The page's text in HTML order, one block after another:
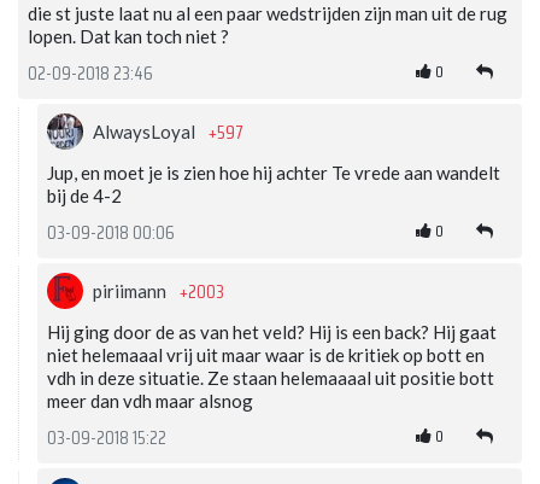
die st juste laat nu al een paar wedstrijden zijn man uit de rug
lopen. Dat kan toch niet ?
02-09-2018 23:46 0
AlwaysLoyal +597
Jup, en moet je is zien hoe hij achter Te vrede aan wandelt
bij de 4-2
03-09-2018 00:06 0
piriimann +2003
Hij ging door de as van het veld? Hij is een back? Hij gaat
niet helemaaal vrij uit maar waar is de kritiek op bott en
vdh in deze situatie. Ze staan helemaaaal uit positie bott
meer dan vdh maar alsnog
03-09-2018 15:22 0